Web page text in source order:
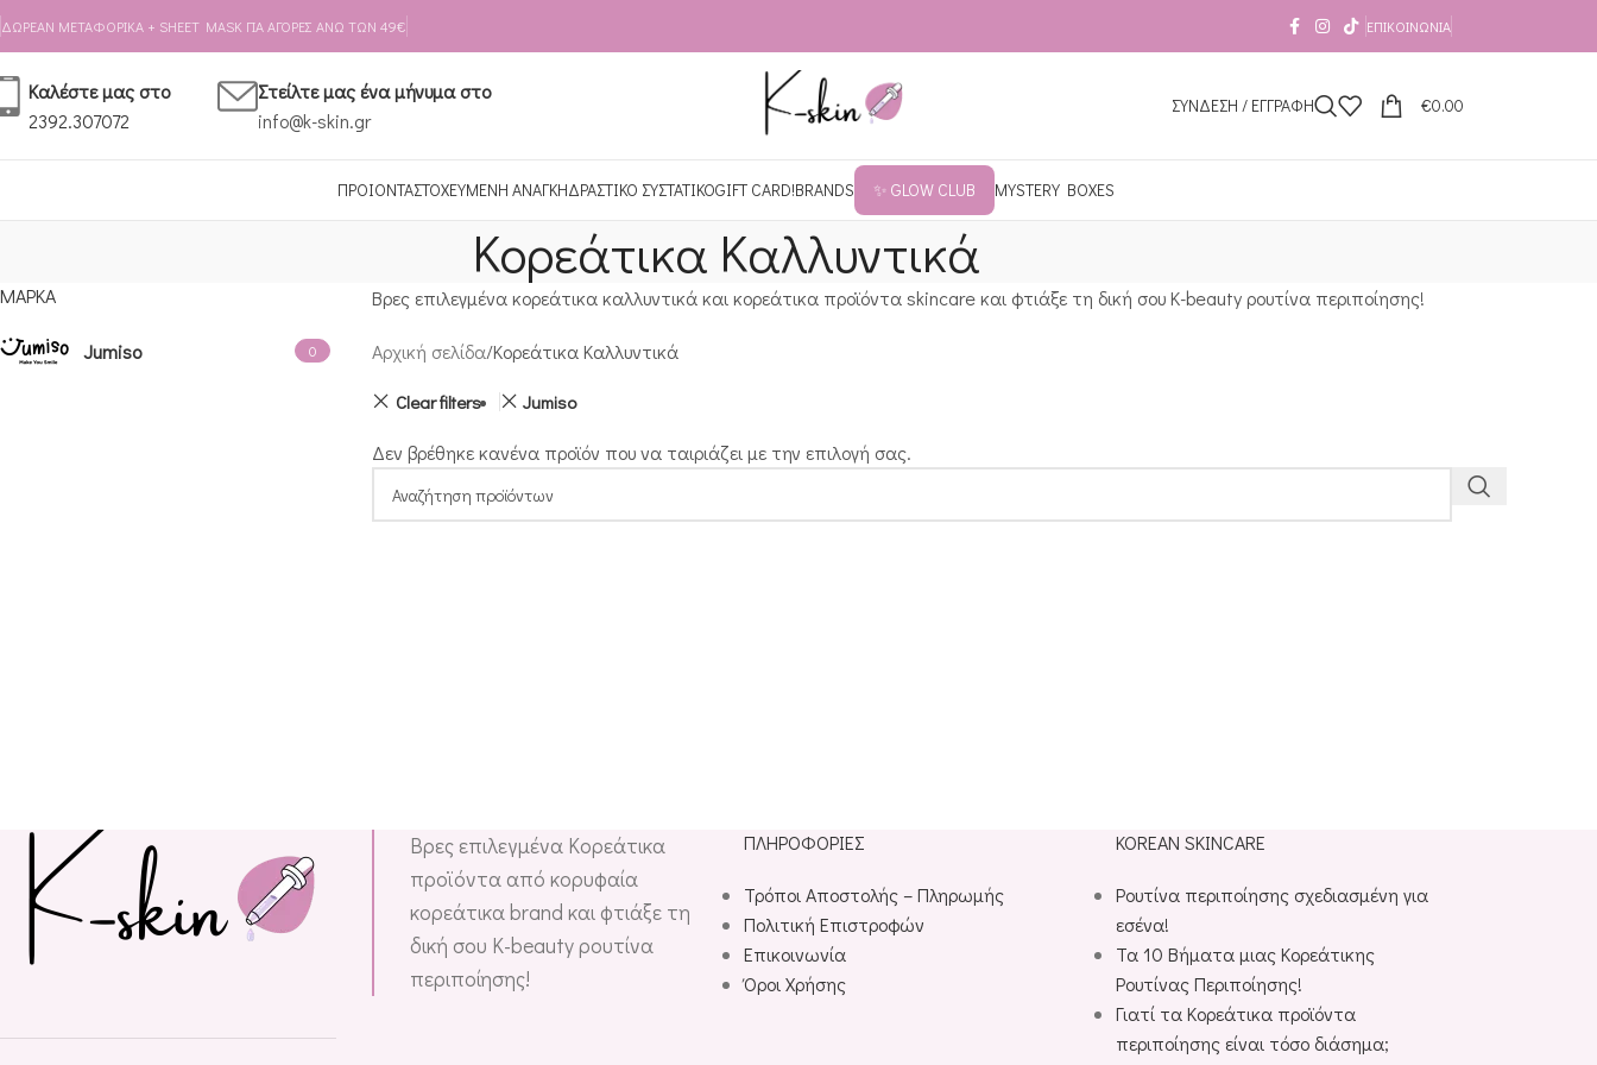
Skip to navigation
Skip to main content
ΔΩΡΕΑΝ ΜΕΤΑΦΟΡΙΚΑ + SHEET MASK ΓΙΑ ΑΓΟΡΕΣ ΑΝΩ ΤΩΝ 49€ ΕΠΙΚΟΙΝΩΝΊΑ
Καλέστε μας στο
2392.307072
Στείλτε μας ένα μήνυμα στο
info@k-skin.gr
ΣΥΝΔΕΣΗ / ΕΓΓΡΑΦΗ €0.00
ΠΡΟΙΟΝΤΑΣΤΟΧΕΥΜΕΝΗ ΑΝΑΓΚΗΔΡΑΣΤΙΚΟ ΣΥΣΤΑΤΙΚΟGIFT CARD!BRANDS ✨ GLOW CLUB MYSTERY BOXES
Κορεάτικα Καλλυντικά
ΜΆΡΚΑ
Jumiso 0
Βρες επιλεγμένα κορεάτικα καλλυντικά και κορεάτικα προϊόντα skincare και φτιάξε τη δική σου K-beauty ρουτίνα περιποίησης!
Αρχική σελίδα Κορεάτικα Καλλυντικά
Clear filters Jumiso
Δεν βρέθηκε κανένα προϊόν που να ταιριάζει με την επιλογή σας.
Βρες επιλεγμένα Κορεάτικα
προϊόντα από κορυφαία
κορεάτικα brand και φτιάξε τη
δική σου K-beauty ρουτίνα
περιποίησης!
ΠΛΗΡΟΦΟΡΊΕΣ
Τρόποι Αποστολής – Πληρωμής
Πολιτική Επιστροφών
Επικοινωνία
Όροι Χρήσης
KOREAN SKINCARE
Ρουτίνα περιποίησης σχεδιασμένη για
εσένα!
Τα 10 Βήματα μιας Κορεάτικης
Ρουτίνας Περιποίησης!
Γιατί τα Κορεάτικα προϊόντα
περιποίησης είναι τόσο διάσημα;